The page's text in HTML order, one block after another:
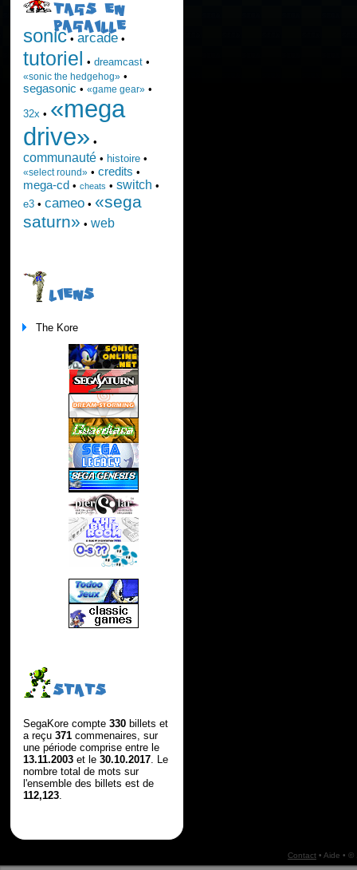
TAGS EN
PAGAILLE
sonic• arcade•
tutoriel • dreamcast•
«sonic the hedgehog»•
segasonic • «game gear»•
32x • «mega
drive» •
communauté• histoire•
«select round»• credits •
mega-cd • cheats • switch •
e3• cameo• «sega
saturn» • web
LIENS
The Kore
STATS
SegaKore compte 330billets et
a reçu 371commenaires, sur
une période comprise entre le
13.11.2003et le 30.10.2017. Le
nombre total de mots sur
l'ensemble des billets est de
112,123.
Contact• Aide • ©